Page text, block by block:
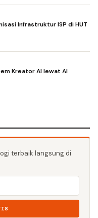
Infrastruktur ISP di HUT
Kreator AI lewat AI
terbaik langsung di